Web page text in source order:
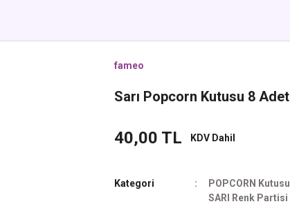
fameo
Sarı Popcorn Kutusu 8 Adet
40,00 TL KDV Dahil
Kategori POPCORN Kutusu
SARI Renk Partisi